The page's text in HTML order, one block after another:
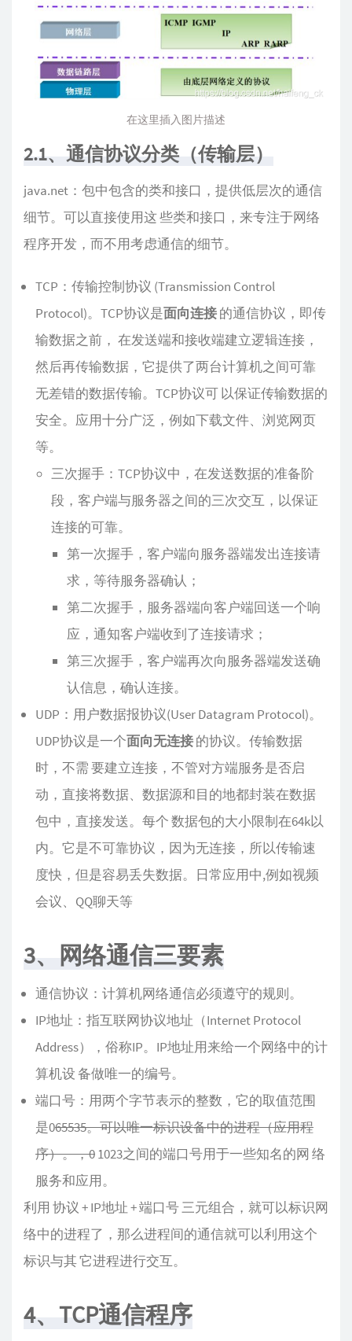
在这里插入图片描述
2.1、通信协议分类（传输层）
java.net：包中包含的类和接口，提供低层次的通信
细节。可以直接使用这 些类和接口，来专注于网络
程序开发，而不用考虑通信的细节。
TCP：传输控制协议 (Transmission Control
Protocol)。TCP协议是面向连接的通信协议，即传
输数据之前， 在发送端和接收端建立逻辑连接，
然后再传输数据，它提供了两台计算机之间可靠
无差错的数据传输。TCP协议可 以保证传输数据的
安全。应用十分广泛，例如下载文件、浏览网页
等。
三次握手：TCP协议中，在发送数据的准备阶
段，客户端与服务器之间的三次交互，以保证
连接的可靠。
第一次握手，客户端向服务器端发出连接请
求，等待服务器确认；
第二次握手，服务器端向客户端回送一个响
应，通知客户端收到了连接请求；
第三次握手，客户端再次向服务器端发送确
认信息，确认连接。
UDP：用户数据报协议(User Datagram Protocol)。
UDP协议是一个面向无连接的协议。传输数据
时，不需 要建立连接，不管对方端服务是否启
动，直接将数据、数据源和目的地都封装在数据
包中，直接发送。每个 数据包的大小限制在64k以
内。它是不可靠协议，因为无连接，所以传输速
度快，但是容易丢失数据。日常应用中,例如视频
会议、QQ聊天等
3、网络通信三要素
通信协议：计算机网络通信必须遵守的规则。
IP地址：指互联网协议地址（Internet Protocol
Address），俗称IP。IP地址用来给一个网络中的计
算机设 备做唯一的编号。
端口号：用两个字节表示的整数，它的取值范围
是065535。可以唯一标识设备中的进程（应用程
序）。，01023之间的端口号用于一些知名的网 络
服务和应用。
利用 协议 + IP地址 + 端口号 三元组合，就可以标识网
络中的进程了，那么进程间的通信就可以利用这个
标识与其 它进程进行交互。
4、TCP通信程序